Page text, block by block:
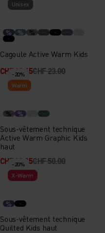
Unisex
% % %
Cagoule Active Warm Kids
CHF 18.45CHF 23.00
-20%
Warm
% %
Sous-vêtement technique
Active Warm Graphic Kids
haut
CHF 39.95CHF 50.00
-20%
X-Warm
%
Sous-vêtement technique
Quilted Kids haut